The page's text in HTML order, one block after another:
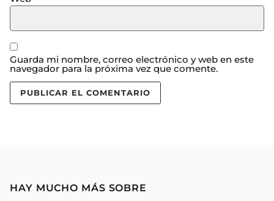
Guarda mi nombre, correo electrónico y web en este
navegador para la próxima vez que comente.
HAY MUCHO MÁS SOBRE